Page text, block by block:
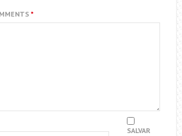
*
SALVAR